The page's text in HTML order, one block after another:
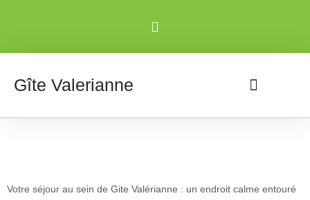
Gîte Valerianne
Votre séjour au sein de Gite Valérianne : un endroit calme entouré